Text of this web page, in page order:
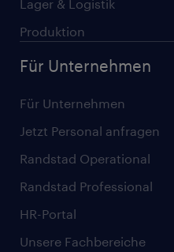
Lager & Logistik
Produktion
Für Unternehmen
Für Unternehmen
Jetzt Personal anfragen
Randstad Operational
Randstad Professional
HR-Portal
Unsere Fachbereiche